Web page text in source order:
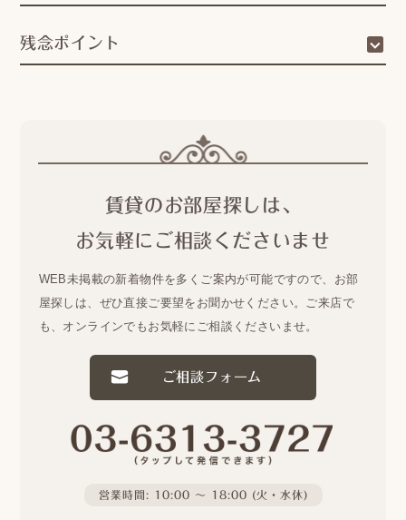
残念ポイント
賃貸のお部屋探しは、
お気軽にご相談くださいませ
WEB未掲載の新着物件を多くご案内が可能ですので、 お部
屋探しは、ぜひ直接ご要望をお聞かせください。
ご来店で
も、オンラインでもお気軽にご相談くださいませ。
ご相談フォーム
営業時間: 10:00 〜 18:00 (火・水休)